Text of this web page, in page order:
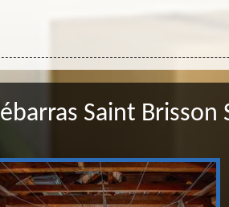
Saint Brisson